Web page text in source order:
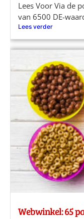
Lees Voor Via de
van 6500 DE-
Lees verder
Webwinkel: 65